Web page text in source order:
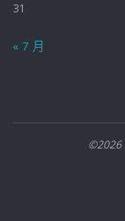
31
« 7 月
©2026